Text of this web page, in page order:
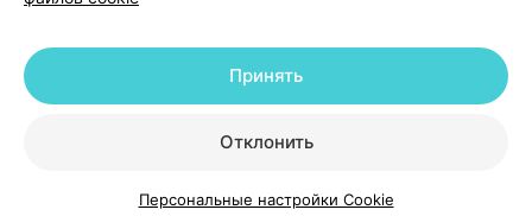
КаталогКорзинаИзбранноеПрофиль
© 2026 ООО «Артокс Лаб», УНП 191700409 | 220012, Республика Беларусь,
+375 291212755
Отклонить
Принять
Персональные настройки Cookie